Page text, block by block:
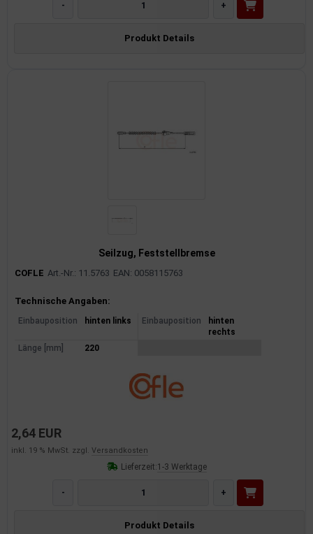
- +
Produkt Details
Seilzug, Feststellbremse
COFLE Art.-Nr.: 11.5763 EAN: 0058115763
Produktinformationen
Technische Angaben:
Einbauposition hinten links Einbauposition
hinten
rechts
Länge [mm]
220
2,64 EUR
inkl. 19 % MwSt. zzgl. Versandkosten
Lieferzeit:1-3 Werktage
- +
Produkt Details